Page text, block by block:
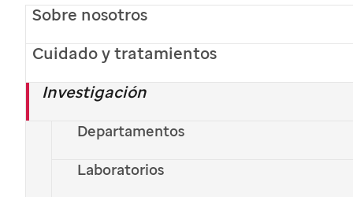
contenido
principal
Sobre nosotros
Cuidado y tratamientos
Investigación
Departamentos
Laboratorios
"freno" para la
inflamación